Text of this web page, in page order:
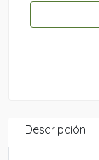
Descripción